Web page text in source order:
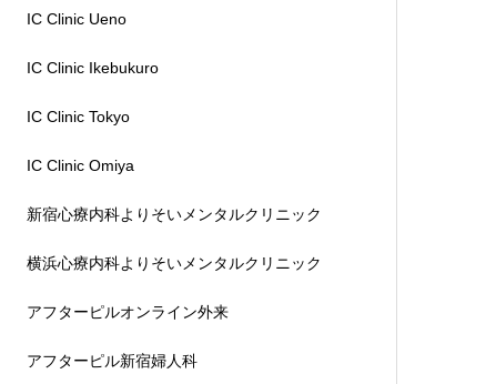
IC Clinic Ueno
IC Clinic Ikebukuro
IC Clinic Tokyo
IC Clinic Omiya
新宿心療内科よりそいメンタルクリニック
横浜心療内科よりそいメンタルクリニック
アフターピルオンライン外来
アフターピル新宿婦人科